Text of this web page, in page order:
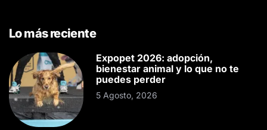
Lo más reciente
Expopet 2026: adopción,
bienestar animal y lo que no te
puedes perder
5 Agosto, 2026